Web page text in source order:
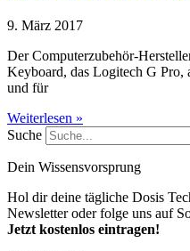
9. März 2017
Der Computerzubehör-
Keyboard, das Logitech G Pro,
und für
Weiterlesen »
Suche
Dein Wissensvorsprung
Hol dir deine tägliche Dosis
Newsletter oder folge uns auf
Jetzt kostenlos eintragen!